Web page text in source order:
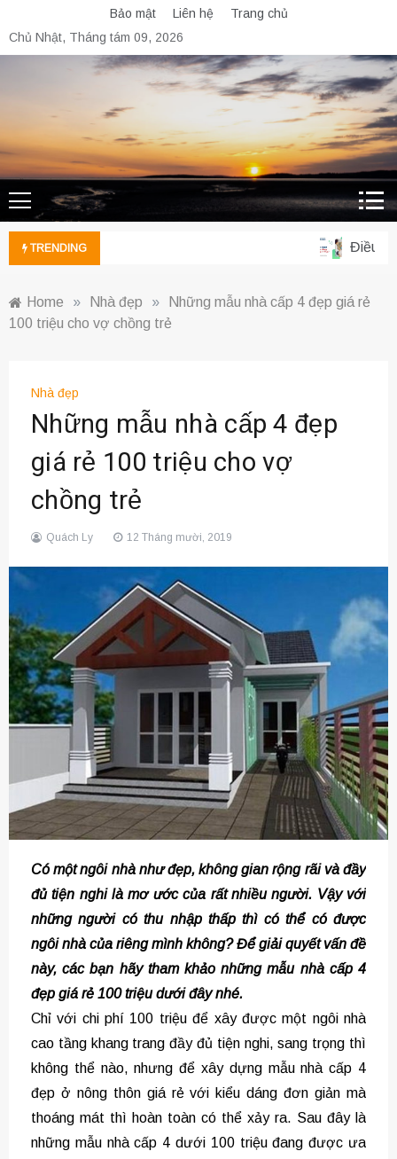
to
content
Bảo mật Liên hệ
Trang chủ
Chủ Nhật, Tháng tám 09, 2026
TRENDING Điều
Home » Nhà đẹp »
Những mẫu nhà cấp 4 đẹp giá rẻ
100 triệu cho vợ chồng trẻ
Nhà đẹp
Những mẫu nhà cấp 4 đẹp
giá rẻ 100 triệu cho vợ
chồng trẻ
Quách Ly 12 Tháng mười, 2019
Có một ngôi nhà như đẹp, không gian rộng rãi và đầy
đủ tiện nghi là mơ ước của rất nhiều người. Vậy với
những người có thu nhập thấp thì có thể có được
ngôi nhà của riêng mình không? Để giải quyết vấn đề
này, các bạn hãy tham khảo những mẫu nhà cấp 4
đẹp giá rẻ 100 triệu dưới đây nhé.
Chỉ với chi phí 100 triệu để xây được một ngôi nhà
cao tầng khang trang đầy đủ tiện nghi, sang trọng thì
không thể nào, nhưng để xây dựng mẫu nhà cấp 4
đẹp ở nông thôn giá rẻ với kiểu dáng đơn giản mà
thoáng mát thì hoàn toàn có thể xảy ra. Sau đây là
những mẫu nhà cấp 4 dưới 100 triệu đang được ưa